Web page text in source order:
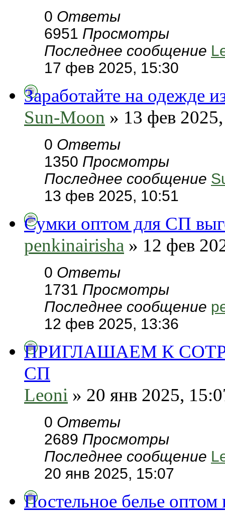
0 Ответы
6951 Просмотры
Последнее сообщение
17 фев 2025, 15:30
Заработайте на одежде
Sun-Moon » 13 фев
0 Ответы
1350 Просмотры
Последнее сообщение
13 фев 2025, 10:51
Сумки оптом для СП
penkinairisha » 12 фев
0 Ответы
1731 Просмотры
Последнее сообщение
12 фев 2025, 13:36
ПРИГЛАШАЕМ К
СП
Leoni » 20 янв 2025,
0 Ответы
2689 Просмотры
Последнее сообщение
20 янв 2025, 15:07
Постельное белье